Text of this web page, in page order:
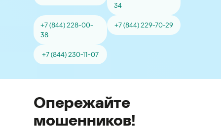
34
+7 (844) 228-00-
38
+7 (844) 229-70-29
+7 (844) 230-11-07
Опережайте
мошенников!